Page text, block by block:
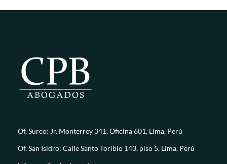
Of. Surco: Jr. Monterrey 341, Oficina 601, Lima, Perú
Of. San Isidro: Calle Santo Toribio 143, piso 5, Lima, Perú